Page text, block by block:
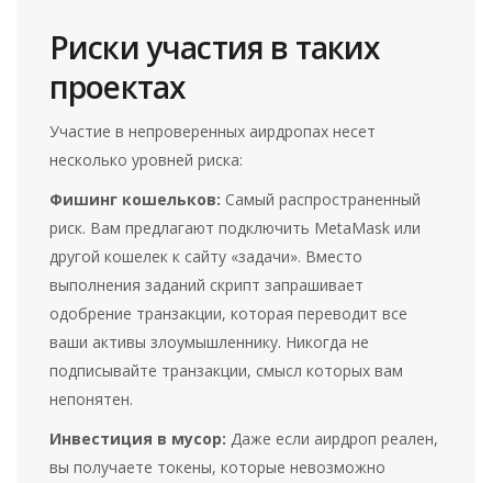
Риски участия в таких
проектах
Участие в непроверенных аирдропах несет
несколько уровней риска:
Фишинг кошельков: Самый распространенный
риск. Вам предлагают подключить MetaMask или
другой кошелек к сайту «задачи». Вместо
выполнения заданий скрипт запрашивает
одобрение транзакции, которая переводит все
ваши активы злоумышленнику. Никогда не
подписывайте транзакции, смысл которых вам
непонятен.
Инвестиция в мусор: Даже если аирдроп реален,
вы получаете токены, которые невозможно